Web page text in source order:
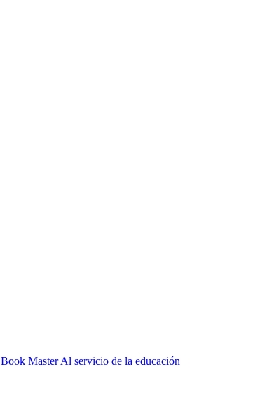
Book Master Al servicio de la educación